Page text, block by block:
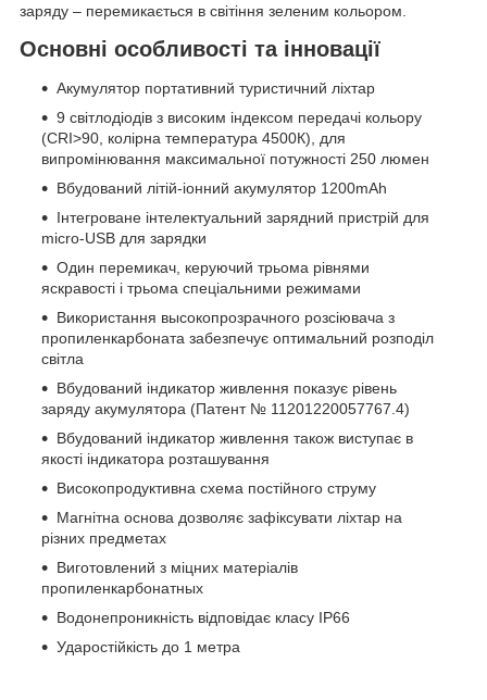
заряду – перемикається в світіння зеленим кольором.
Основні особливості та інновації
Акумулятор портативний туристичний ліхтар
9 світлодіодів з високим індексом передачі кольору
(CRI>90, колірна температура 4500К), для
випромінювання максимальної потужності 250 люмен
Вбудований літій-іонний акумулятор 1200mAh
Інтегроване інтелектуальний зарядний пристрій для
micro-USB для зарядки
Один перемикач, керуючий трьома рівнями
яскравості і трьома спеціальними режимами
Використання высокопрозрачного розсіювача з
пропиленкарбоната забезпечує оптимальний розподіл
світла
Вбудований індикатор живлення показує рівень
заряду акумулятора (Патент № 11201220057767.4)
Вбудований індикатор живлення також виступає в
якості індикатора розташування
Високопродуктивна схема постійного струму
Магнітна основа дозволяє зафіксувати ліхтар на
різних предметах
Виготовлений з міцних матеріалів
пропиленкарбонатных
Водонепроникність відповідає класу IP66
Ударостійкість до 1 метра